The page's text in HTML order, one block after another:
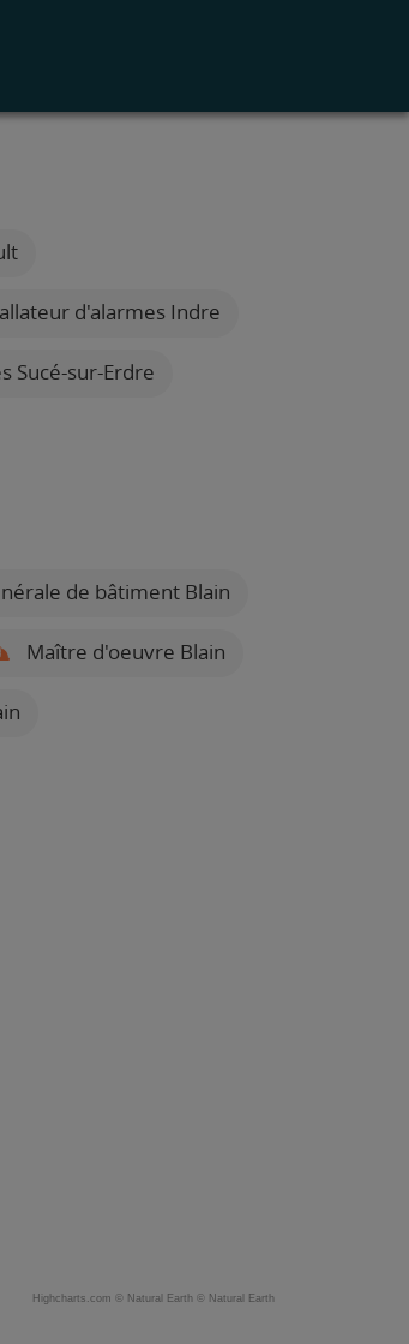
d'alarmes Indre
Sucé-sur-Erdre
de bâtiment Blain
Maître d'oeuvre Blain
Highcharts.com © Natural Earth © Natural Earth